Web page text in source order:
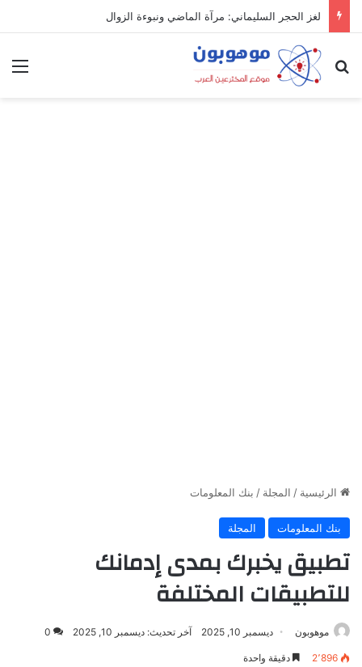
لغز الحجر السليماني: مرآة الماضي ونبوءة الزوال
بحث عن
الرئيسية / المجلة / بنك المعلومات
بنك المعلومات المجلة
تطبيق يخبرك بمدى إدمانك
للتطبيقات المختلفة
موهوبون ديسمبر 10, 2025 آخر تحديث: ديسمبر 10, 2025 0
2٬896 دقيقة واحدة